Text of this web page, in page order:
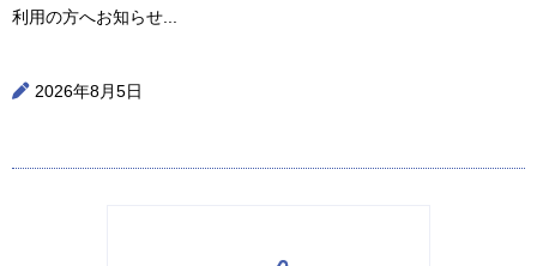
利用の方へお知らせ...
2026年8月5日